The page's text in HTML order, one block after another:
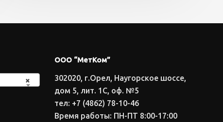
×
ООО “МетКом”
302020, г.Орел, Наугорское шоссе,
дом 5, лит. 1С, оф. №5
тел: +7 (4862) 78-10-46
Время работы: ПН-ПТ 8:00-17:00